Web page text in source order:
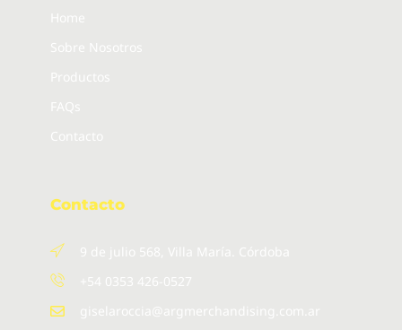
Home
Sobre Nosotros
Productos
FAQs
Contacto
Contacto
9 de julio 568, Villa María. Córdoba
+54 0353 426-0527
giselaroccia@argmerchandising.com.ar